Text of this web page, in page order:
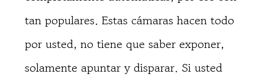
tan populares. Estas cámaras hacen todo
por usted, no tiene que saber exponer,
solamente apuntar y disparar. Si usted